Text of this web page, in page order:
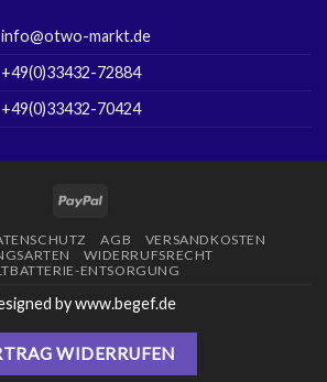
info@otwo-markt.de
+49(0)33432-72884
+49(0)33432-70424
PayPal
AGB
VERSANDKOSTEN
WIDERRUFSRECHT
ENTSORGUNG
by www.begef.de
WIDERRUFEN